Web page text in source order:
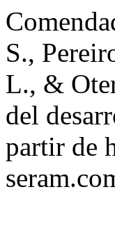
S.,
L., &
del
partir de